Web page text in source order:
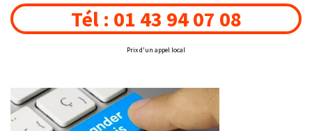
Tél : 01 43 94 07 08
Prix d'un appel local